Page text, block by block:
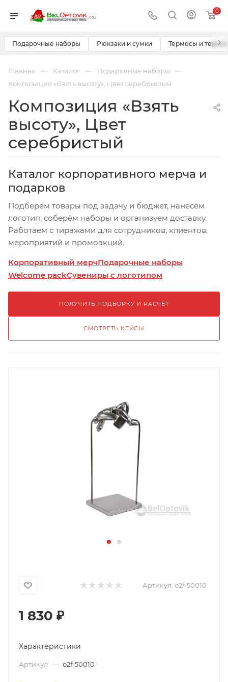
0
Подарочные наборы Рюкзаки и сумки Термосы и ›
Главная — Каталог — Подарочные наборы —
Композиция «Взять высоту», Цвет серебристый
Композиция «Взять
высоту», Цвет
серебристый
Каталог корпоративного мерча и
подарков
Подберём товары под задачу и бюджет, нанесём
логотип, соберём наборы и организуем доставку.
Работаем с тиражами для сотрудников, клиентов,
мероприятий и промоакций.
Корпоративный мерчПодарочные наборы
Welcome packСувениры с логотипом
ПОЛУЧИТЬ ПОДБОРКУ И РАСЧЁТ
СМОТРЕТЬ КЕЙСЫ
Артикул: o2f-50010
1 830 ₽
Характеристики
Артикул — o2f-50010